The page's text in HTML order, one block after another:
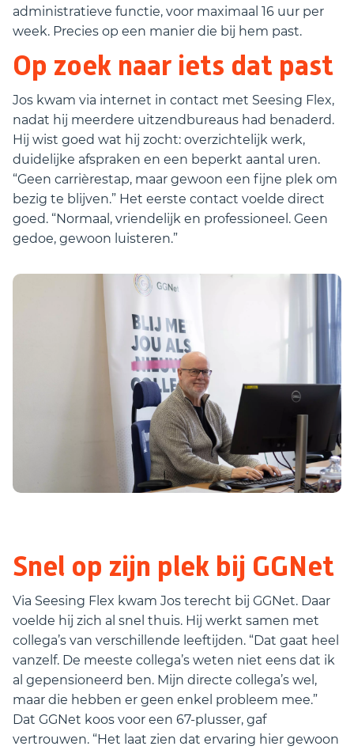
administratieve functie, voor maximaal 16 uur per
week. Precies op een manier die bij hem past.
Op zoek naar iets dat past
Jos kwam via internet in contact met Seesing Flex,
nadat hij meerdere uitzendbureaus had benaderd.
Hij wist goed wat hij zocht: overzichtelijk werk,
duidelijke afspraken en een beperkt aantal uren.
“Geen carrièrestap, maar gewoon een fijne plek om
bezig te blijven.” Het eerste contact voelde direct
goed. “Normaal, vriendelijk en professioneel. Geen
gedoe, gewoon luisteren.”
Snel op zijn plek bij GGNet
Via Seesing Flex kwam Jos terecht bij GGNet. Daar
voelde hij zich al snel thuis. Hij werkt samen met
collega’s van verschillende leeftijden. “Dat gaat heel
vanzelf. De meeste collega’s weten niet eens dat ik
al gepensioneerd ben. Mijn directe collega’s wel,
maar die hebben er geen enkel probleem mee.”
Dat GGNet koos voor een 67-plusser, gaf
vertrouwen. “Het laat zien dat ervaring hier gewoon